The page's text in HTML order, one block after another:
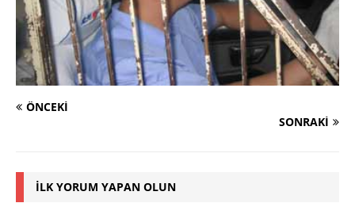
ÖNCEKI
SONRAKI
İLK YORUM YAPAN OLUN